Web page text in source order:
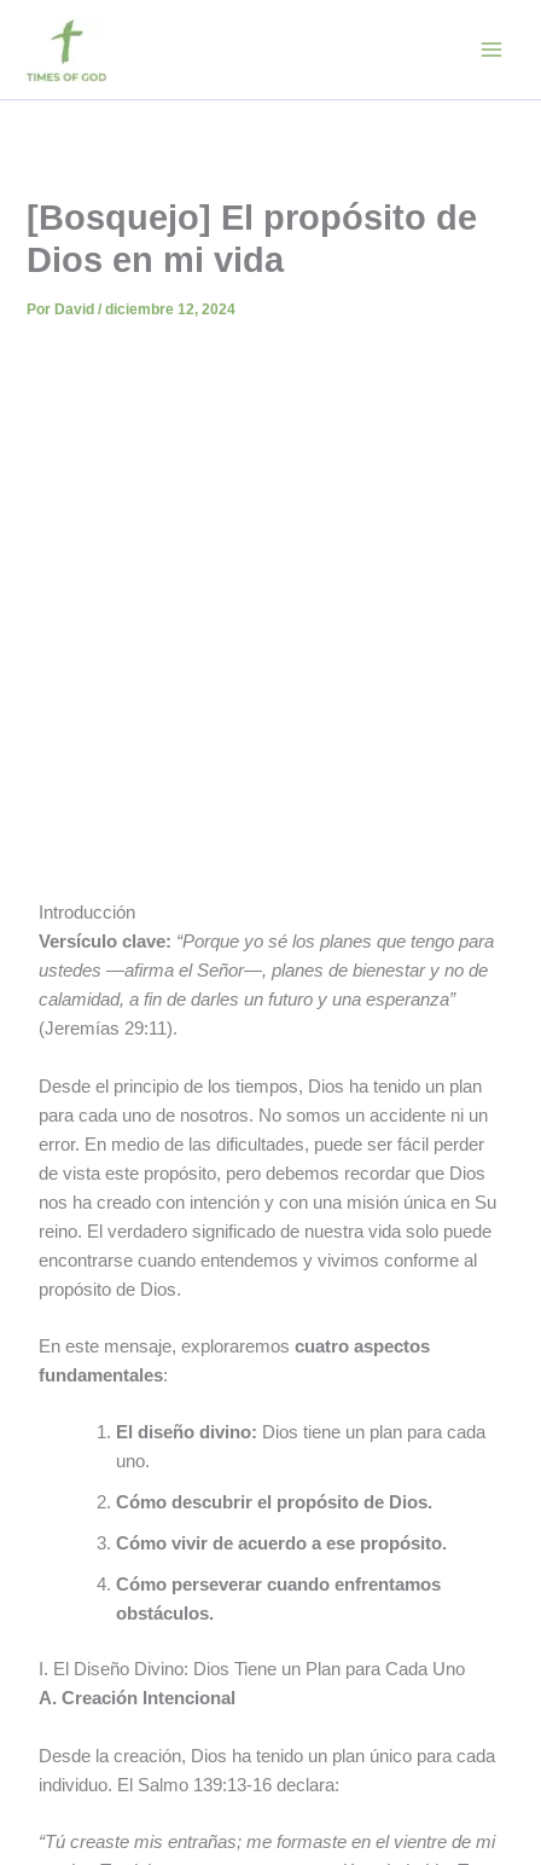
contenido
[Bosquejo] El propósito de
Dios en mi vida
Por David/diciembre 12, 2024
Introducción
Versículo clave: “Porque yo sé los planes que tengo para
ustedes —afirma el Señor—, planes de bienestar y no de
calamidad, a fin de darles un futuro y una esperanza”
(Jeremías 29:11).
Desde el principio de los tiempos, Dios ha tenido un plan
para cada uno de nosotros. No somos un accidente ni un
error. En medio de las dificultades, puede ser fácil perder
de vista este propósito, pero debemos recordar que Dios
nos ha creado con intención y con una misión única en Su
reino. El verdadero significado de nuestra vida solo puede
encontrarse cuando entendemos y vivimos conforme al
propósito de Dios.
En este mensaje, exploraremoscuatro aspectos
fundamentales:
El diseño divino: Dios tiene un plan para cada
uno.
Cómo descubrir el propósito de Dios.
Cómo vivir de acuerdo a ese propósito.
Cómo perseverar cuando enfrentamos
obstáculos.
I. El Diseño Divino: Dios Tiene un Plan para Cada Uno
A. Creación Intencional
Desde la creación, Dios ha tenido un plan único para cada
individuo. El Salmo 139:13-16 declara:
“Tú creaste mis entrañas; me formaste en el vientre de mi